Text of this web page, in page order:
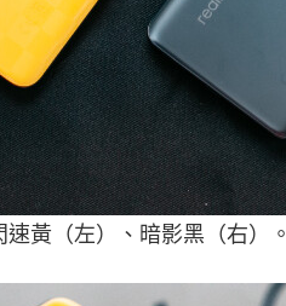
黃（左）、暗影黑（右）。